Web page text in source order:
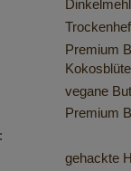
Dinkelmehl
Premium
vegane
Premium
gehackte